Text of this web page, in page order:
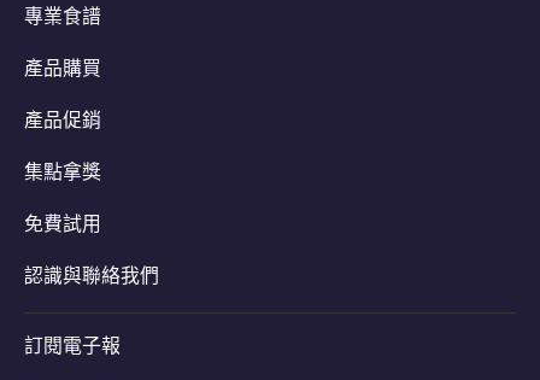
專業食譜
產品購買
產品促銷
集點拿獎
免費試用
認識與聯絡我們
訂閱電子報